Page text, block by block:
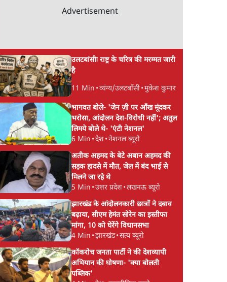
से
सुखबीर बादल और पीएम
मोदी मिले, पंजाब चुनाव से
पहले बीजेपी-अकाली दल
गठबंधन की अटकलें तेज
संसद में क्या FCRA
कर सकते हैं शाह?
Advertisement
उलटबांसीः राष्ट्र के चरित्र की मरम्मत जारी
है
11 Min •व्यंग्य/उलटबाँसी•मुकेश कुमार
भागवत बोले- 'जेन ज़ी पर आँख मूंदकर
भरोसा, आंदोलन देश-विरोधी नहीं'; अतुल
लिमये बोले थे- 'एंटी नेशनल'
6 Min •देश•नेशनल ब्यूरो
अतीक अहमद के बेटे अबान अहमद की
सड़क हादसे में मौत, जेल में बंद भाई से
मिलने जा रहे थे
5 Min •उत्तर प्रदेश•लखनऊ ब्यूरो
झारखंड के आंदोलनकारी छात्रों ने दबाव
बढ़ाया, सीएम हेमंत सोरेन का इस्तीफा
मांगा, 10 को घेरेंगे विधानसभा
4 Min •झारखंड•सत्य ब्यूरो
कॉकरोच जनता पार्टी ने की देशव्यापी
अभियान की घोषणा- 'क्या बोलती
पब्लिक'